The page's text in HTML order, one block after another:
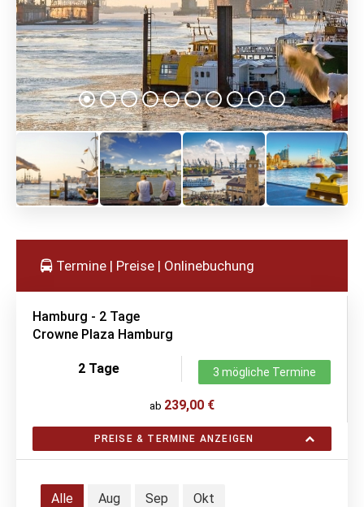
Termine | Preise | Onlinebuchung
Hamburg - 2 Tage
Crowne Plaza Hamburg
2 Tage 3 mögliche Termine
ab 239,00 €
PREISE & TERMINE ANZEIGEN
Alle Aug Sep Okt